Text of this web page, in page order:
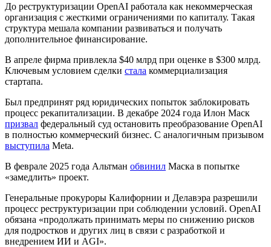
До реструктуризации OpenAI работала как некоммерческая
организация с жесткими ограничениями по капиталу. Такая
структура мешала компании развиваться и получать
дополнительное финансирование.
В апреле фирма привлекла $40 млрд при оценке в $300 млрд.
Ключевым условием сделки стала коммерциализация
стартапа.
Был предпринят ряд юридических попыток заблокировать
процесс рекапитализации. В декабре 2024 года Илон Маск
призвал федеральный суд остановить преобразование OpenAI
в полностью коммерческий бизнес. С аналогичным призывом
выступила Meta.
В феврале 2025 года Альтман обвинил Маска в попытке
«замедлить» проект.
Генеральные прокуроры Калифорнии и Делавэра разрешили
процесс реструктуризации при соблюдении условий. OpenAI
обязана «продолжать принимать меры по снижению рисков
для подростков и других лиц в связи с разработкой и
внедрением ИИ и AGI».